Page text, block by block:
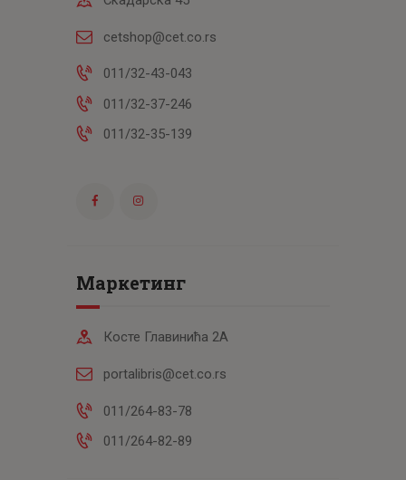
cetshop@cet.co.rs
011/32-43-043
011/32-37-246
011/32-35-139
Маркетинг
Косте Главинића 2А
portalibris@cet.co.rs
011/264-83-78
011/264-82-89